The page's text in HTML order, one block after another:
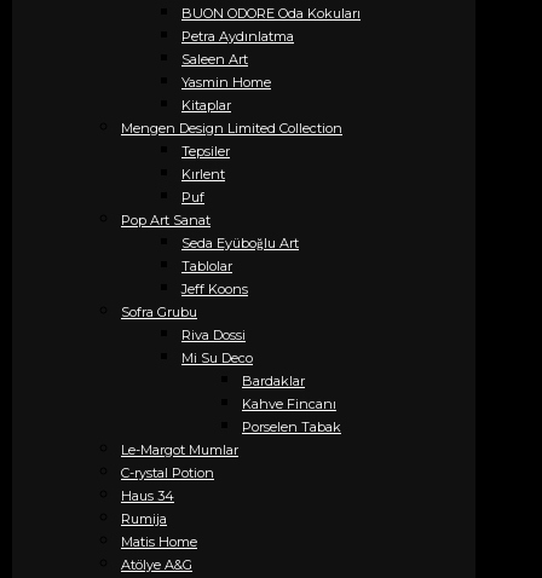
BUON ODORE Oda Kokuları
Petra Aydınlatma
Saleen Art
Yasmin Home
Kitaplar
Mengen Design Limited Collection
Tepsiler
Kırlent
Puf
Pop Art Sanat
Seda Eyüboğlu Art
Tablolar
Jeff Koons
Sofra Grubu
Riva Dossi
Mi Su Deco
Bardaklar
Kahve Fincanı
Porselen Tabak
Le-Margot Mumlar
C-rystal Potion
Haus 34
Rumija
Matis Home
Atölye A&G